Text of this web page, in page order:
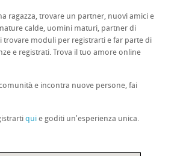
ragazza, trovare un partner, nuovi amici e
calde, uomini maturi, partner di
trovare moduli per registrarti e far parte di
e registrati. Trova il tuo amore online
e incontra nuove persone, fai
qui e goditi un'esperienza unica.